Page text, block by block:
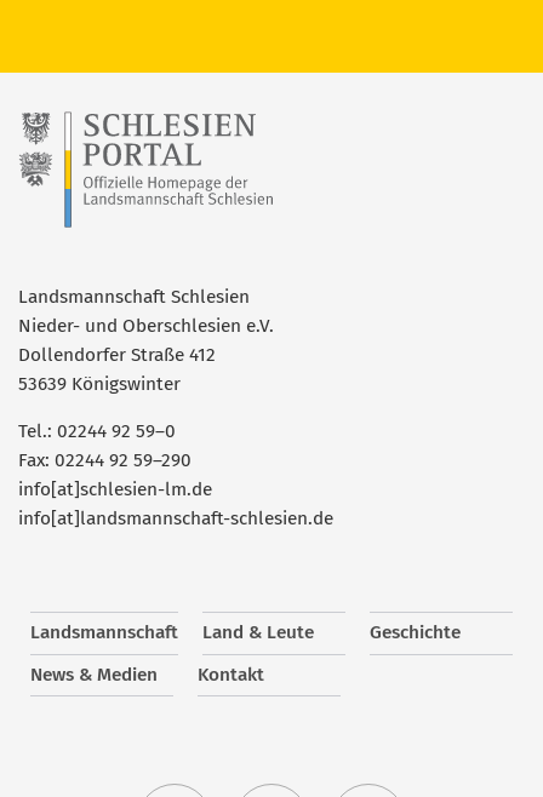
Landsmannschaft Schlesien
Nieder- und Oberschlesien e.V.
Dollendorfer Straße 412
53639 Königswinter
Tel.: 02244 92 59–0
Fax: 02244 92 59–290
info[at]schlesien-lm.de
info[at]landsmannschaft-schlesien.de
Landsmannschaft Land & Leute
Geschichte
News & Medien
Kontakt